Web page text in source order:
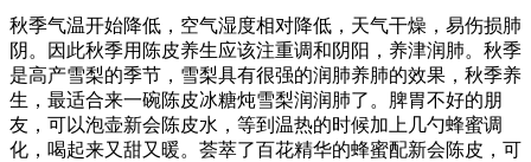
秋季气温开始降低，空气湿度相对降低，天气干燥，易伤损肺
阴。因此秋季用陈皮养生应该注重调和阴阳，养津润肺。秋季
是高产雪梨的季节，雪梨具有很强的润肺养肺的效果，秋季养
生，最适合来一碗陈皮冰糖炖雪梨润润肺了。脾胃不好的朋
友，可以泡壶新会陈皮水，等到温热的时候加上几勺蜂蜜调
化，喝起来又甜又暖。荟萃了百花精华的蜂蜜配新会陈皮，可